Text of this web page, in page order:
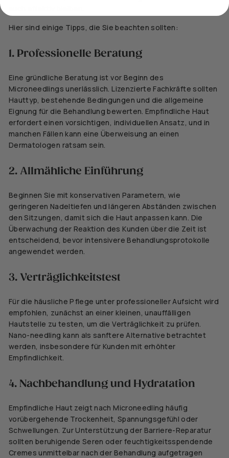
Hier sind einige Tipps, die Sie beachten sollten:
1. Professionelle Beratung
Eine gründliche Beratung ist vor Beginn des
Microneedlings unerlässlich. Lizenzierte Fachkräfte sollten
Hauttyp, bestehende Bedingungen und die allgemeine
Eignung für die Behandlung bewerten. Empfindliche Haut
erfordert einen vorsichtigen, individuellen Ansatz, und in
manchen Fällen kann eine Überweisung an einen
Dermatologen ratsam sein.
2. Allmähliche Einführung
Beginnen Sie mit konservativen Parametern, wie
geringeren Nadeltiefen und längeren Abständen zwischen
den Sitzungen, damit sich die Haut anpassen kann. Die
Überwachung der Reaktion des Kunden über die Zeit ist
entscheidend, bevor intensivere Behandlungsprotokolle
angewendet werden.
3. Verträglichkeitstest
Für die häusliche Pflege unter professioneller Aufsicht wird
empfohlen, zunächst an einer kleinen, unauffälligen
Hautstelle zu testen, um die Verträglichkeit zu prüfen.
Nano-needling kann als sanftere Alternative betrachtet
werden, insbesondere für Kunden mit erhöhter
Empfindlichkeit.
4. Nachbehandlung und Hydratation
Empfindliche Haut zeigt nach Microneedling häufig
vorübergehende Trockenheit, Spannungsgefühl oder
Schwellungen. Zur Unterstützung der Barriere-Reparatur
sollten beruhigende Seren oder feuchtigkeitsspendende
Cremes unmittelbar nach der Behandlung aufgetragen